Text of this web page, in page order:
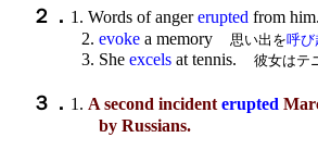
２． 1. Words of angererupted from him.
2. evoke a memory 思い出を呼び
3. She excels at tennis. 彼女はテ
３． 1. A second incident erupted
by Russians.